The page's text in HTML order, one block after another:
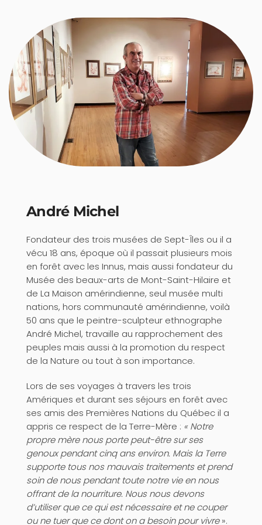
André Michel
Fondateur des trois musées de Sept-Îles ou il a
vécu 18 ans, époque où il passait plusieurs mois
en forêt avec les Innus, mais aussi fondateur du
Musée des beaux-arts de Mont-Saint-Hilaire et
de La Maison amérindienne, seul musée multi
nations, hors communauté amérindienne, voilà
50 ans que le peintre-sculpteur ethnographe
André Michel, travaille au rapprochement des
peuples mais aussi à la promotion du respect
de la Nature ou tout à son importance.
Lors de ses voyages à travers les trois
Amériques et durant ses séjours en forêt avec
ses amis des Premières Nations du Québec il a
appris ce respect de la Terre-Mère : « Notre
propre mère nous porte peut-être sur ses
genoux pendant cinq ans environ. Mais la Terre
supporte tous nos mauvais traitements et prend
soin de nous pendant toute notre vie en nous
offrant de la nourriture. Nous nous devons
d’utiliser que ce qui est nécessaire et ne couper
ou ne tuer que ce dont on a besoin pour vivre».